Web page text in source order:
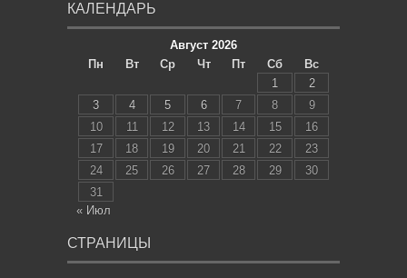
КАЛЕНДАРЬ
Август 2026
Пн
Вт Ср Чт Пт Сб
Вс
1
2
3
4 5 6 7 8
9
10
11 12 13 14 15
16
17
18 19 20 21 22
23
24
25 26 27 28 29
30
31
« Июл
СТРАНИЦЫ